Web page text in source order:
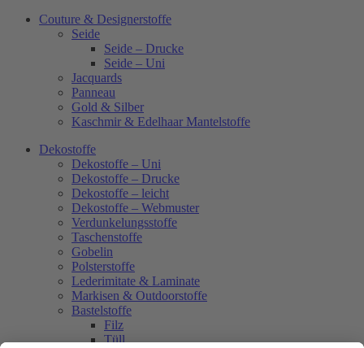
Couture & Designerstoffe
Seide
Seide – Drucke
Seide – Uni
Jacquards
Panneau
Gold & Silber
Kaschmir & Edelhaar Mantelstoffe
Dekostoffe
Dekostoffe – Uni
Dekostoffe – Drucke
Dekostoffe – leicht
Dekostoffe – Webmuster
Verdunkelungsstoffe
Taschenstoffe
Gobelin
Polsterstoffe
Lederimitate & Laminate
Markisen & Outdoorstoffe
Bastelstoffe
Filz
Tüll